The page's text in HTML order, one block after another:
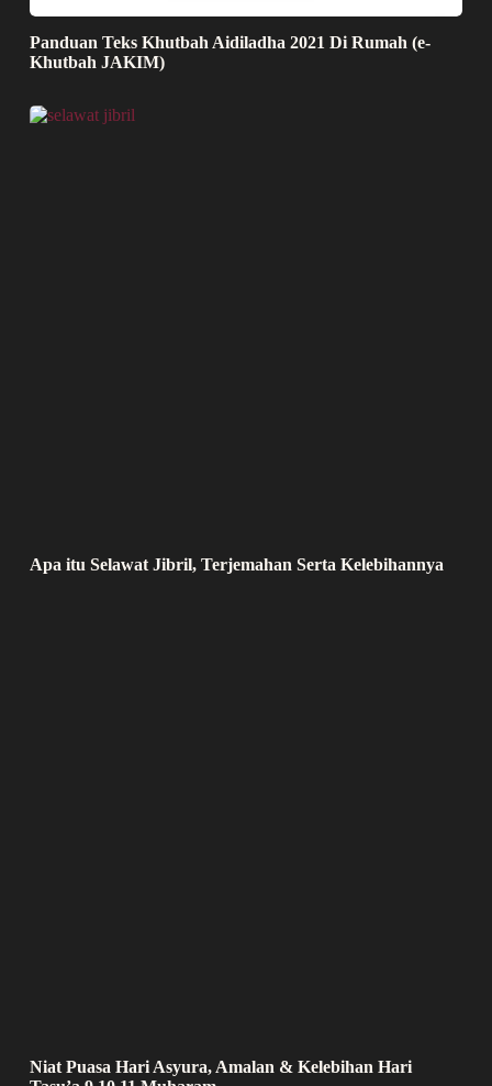
Panduan Teks Khutbah Aidiladha 2021 Di Rumah (e-
Khutbah JAKIM)
Apa itu Selawat Jibril, Terjemahan Serta Kelebihannya
Niat Puasa Hari Asyura, Amalan & Kelebihan Hari